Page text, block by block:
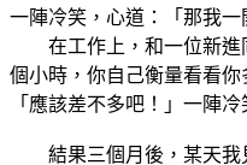
一陣冷笑，心道：「那我一
在工作上，和一位新進
個小時，你自己衡量看看你
「應該差不多吧！」一陣
結果三個月後，某天我